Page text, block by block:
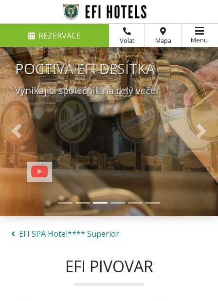
Volat Mapa
REZERVACE Menu
POCTIVÁ EFI DESÍTKA
Vynikající společník na celý večer
Previous Next
EFI SPA Hotel**** Superior
EFI PIVOVAR